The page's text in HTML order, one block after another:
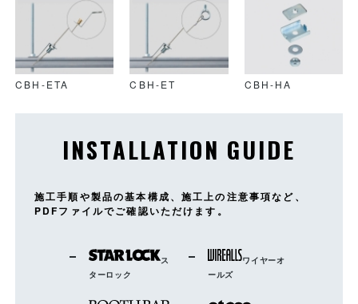
CBH-ETA CBH-ET CBH-HA
INSTALLATION GUIDE
施工手順や製品の基本構成、施工上の注意事項など、
PDFファイルでご確認いただけます。
ス
ターロック
ワイヤーオ
ールズ